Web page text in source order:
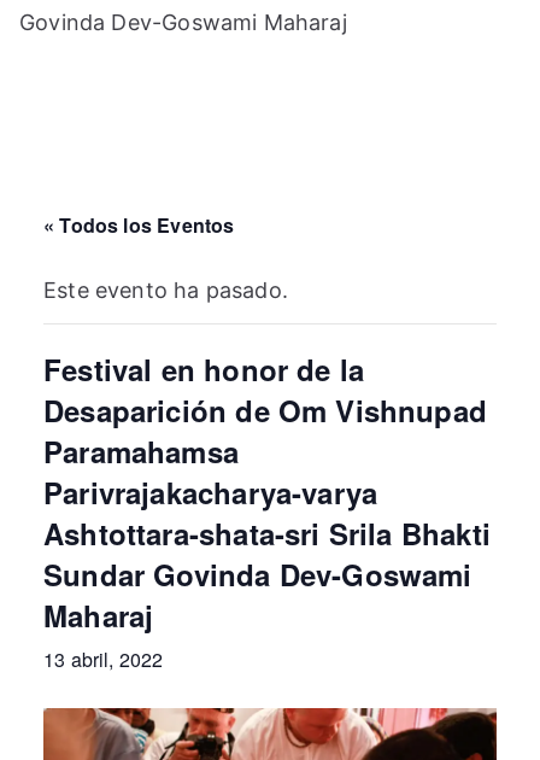
Govinda Dev-Goswami Maharaj
« Todos los Eventos
Este evento ha pasado.
Festival en honor de la
Desaparición de Om Vishnupad
Paramahamsa
Parivrajakacharya-varya
Ashtottara-shata-sri Srila Bhakti
Sundar Govinda Dev-Goswami
Maharaj
13 abril, 2022